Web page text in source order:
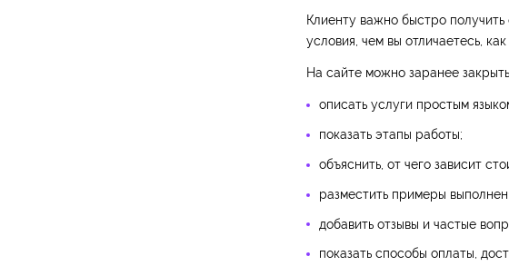
Клиенту важно быстро получить
условия, чем вы отличаетесь,
На сайте можно заранее
описать услуги простым
показать этапы работы;
объяснить, от чего зависит
разместить примеры
добавить отзывы и частые
показать способы оплаты,